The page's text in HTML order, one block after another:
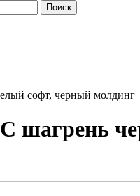
софт, черный молдинг
шагрень